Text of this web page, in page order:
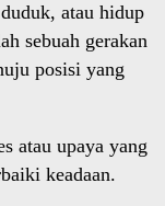
atau hidup
sebuah gerakan
posisi yang
atau upaya yang
keadaan.